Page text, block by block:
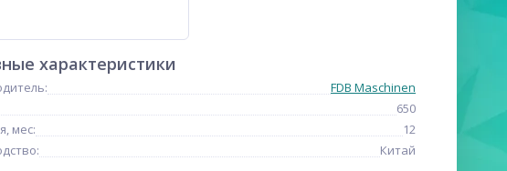
характеристики
FDB Maschinen
650
мес:
12
Китай